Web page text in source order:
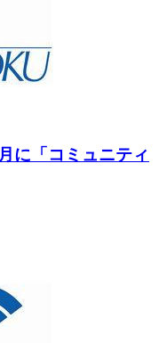
に「コミュニティ